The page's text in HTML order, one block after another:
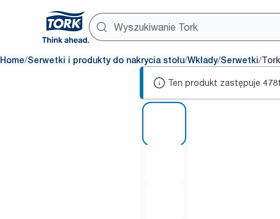
Home/Serwetki i produkty do nakrycia stołu/Wkłady/Serwetki/
Ten produkt zastępuje